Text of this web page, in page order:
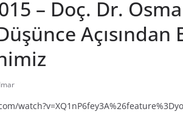
– Doç. Dr.
Açısından